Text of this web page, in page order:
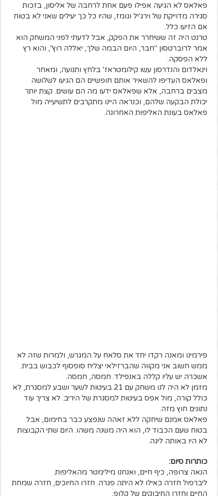
פאלאס לא הגיעה אפילו פעם אחת לרחבה של אליסון, בזכות
סגירה מדוייקת של וירג'יל וגומז, שהיו כל כך יעילים שאני לא בטוח
אם הזיעו כלל.
טרנט היה זה ששיחרר את הפקק, אבל לדעתי לפני המשחק הוא
אמר לרוברטסון "חבר, היום הבמה שלך, יאללה רוץ", והוא רץ
ללא הפסקה.
וינאלדום והנדרסון עשו קילומטראז' בלחץ ותנועה, ומאחר
ופאלאס העדיפו להשאיר אותם חופשיים הם הגיעו לשלושה
מצבים ברחבה, אלא שפאלאס ידעו מה הם עושים. קצת יותר
יכולת הבקעה שלהם, וכנראה היינו מתקרבים לתשיעייה מול
פאלאס בעונת האליפות האחרונה.
פירמינו ומאנה רקדו יחד את סלאח על המגרש, ולמרות שזה לא
ממש חשוב אני מקווה שהברזילאי יצליח סופסוף לכבוש בבית.
אשכרה יש עליו קללה באנפילד. חמסה, חמסה.
מזמן לא היה לנו משחק עם 21 בעיטות לשער ושבע למסגרת, לא
כולל קורה, מול אפס בעיטות למסגרת של היריב. לא צריך עוד
נתונים חוץ מזה.
פאלאס אמנם שיחקה ללא זאהה שנפצע כבר בחימום, אבל
בטוח שעם הכבוד לו, הוא היה משנה משהו. היום שתי הקבוצות
לא היו באותה ליגה.
כותרות סיום:
הנאה צרופה, כיף חיים, ואנחנו מילימטר מהאליפות.
ליברפול חזרה כאילו לא היתה פגרה. חזרו החיוכים, חזרה שמחת
החיים וחזרו החיבוקים של קלופ.